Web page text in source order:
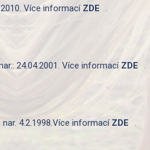
Více informací ZDE
.
24.04.2001. Více informací ZDE
.
4.2.1998.Více informací ZDE
.